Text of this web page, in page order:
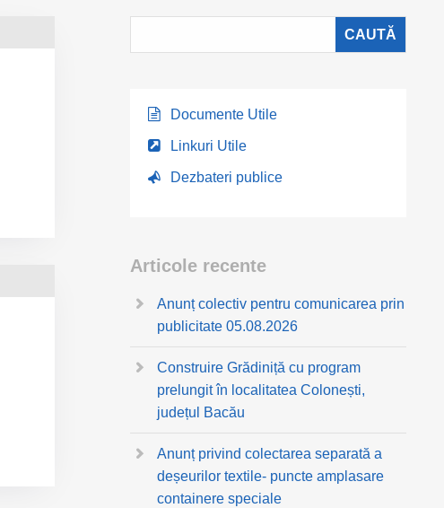
Documente Utile
Linkuri Utile
Dezbateri publice
Articole recente
Anunț colectiv pentru comunicarea prin
publicitate 05.08.2026
Construire Grădiniță cu program
prelungit în localitatea Colonești,
județul Bacău
Anunț privind colectarea separată a
deșeurilor textile- puncte amplasare
containere speciale